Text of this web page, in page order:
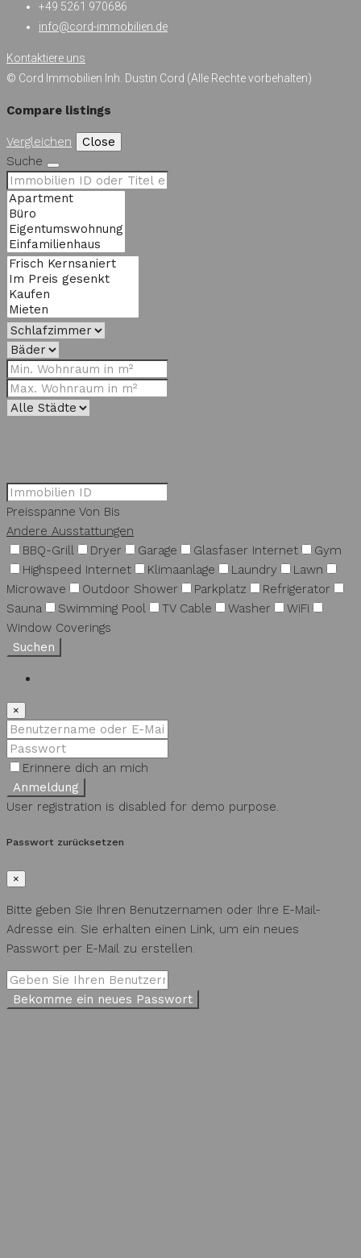
+49 5261 970686
info@cord-immobilien.de
Kontaktiere uns
© Cord Immobilien Inh. Dustin Cord (Alle Rechte vorbehalten)
Compare listings
Vergleichen
Close
Suche
Preisspanne Von Bis
Andere Ausstattungen
BBQ-Grill
Dryer Garage Glasfaser Internet
Gym
Highspeed Internet
Klimaanlage Laundry
Lawn
Microwave
Outdoor Shower Parkplatz
Refrigerator
Sauna
Swimming Pool TV Cable Washer
WiFi
Window Coverings
Suchen
×
Erinnere dich an mich
Anmeldung
User registration is disabled for demo purpose.
Passwort zurücksetzen
×
Bitte geben Sie Ihren Benutzernamen oder Ihre E-Mail-
Adresse ein. Sie erhalten einen Link, um ein neues
Passwort per E-Mail zu erstellen.
Bekomme ein neues Passwort